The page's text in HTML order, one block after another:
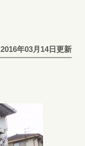
2016年03月14日更新